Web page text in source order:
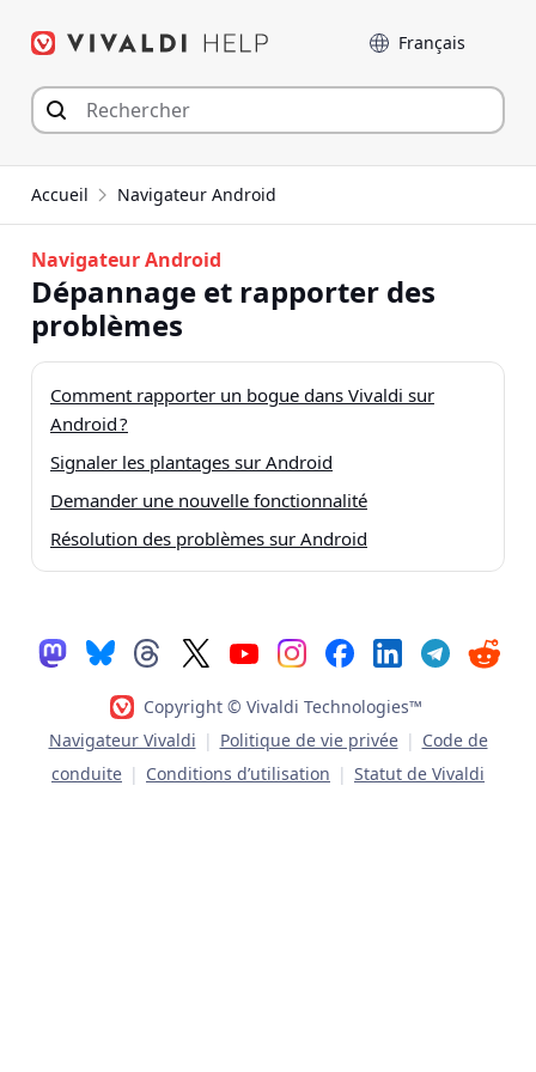
Langue
Accueil Navigateur Android
Navigateur Android
Dépannage et rapporter des
problèmes
Comment rapporter un bogue dans Vivaldi sur
Android ?
Signaler les plantages sur Android
Demander une nouvelle fonctionnalité
Résolution des problèmes sur Android
Copyright © Vivaldi Technologies™
Navigateur Vivaldi | Politique de vie privée | Code de
conduite | Conditions d’utilisation | Statut de Vivaldi